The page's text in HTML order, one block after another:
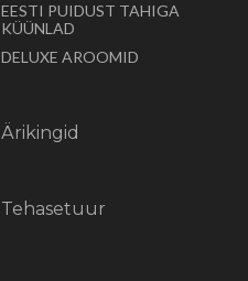
EESTI PUIDUST TAHIGA
KÜÜNLAD
DELUXE AROOMID
Ärikingid
Tehasetuur